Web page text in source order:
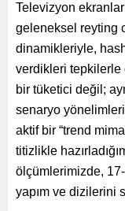
Televizyon
geleneksel reyting
dinamikleriyle,
verdikleri tepkilerle
bir tüketici değil;
senaryo
aktif bir “trend
titizlikle
ölçümlerimizde, 17-
yapım ve dizilerini